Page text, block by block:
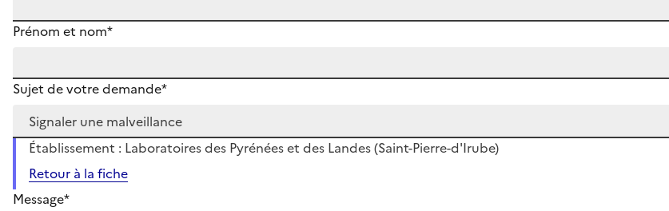
Prénom et nom*
Sujet de votre demande*
Établissement : Laboratoires des Pyrénées et des Landes (Saint-Pierre-d'Irube)
Retour à la fiche
Message*